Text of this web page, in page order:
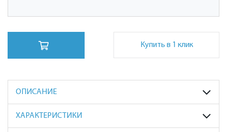
Купить в 1 клик
ОПИСАНИЕ
ХАРАКТЕРИСТИКИ